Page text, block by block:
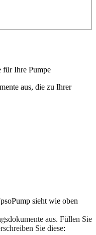
für Ihre Pumpe
aus, die zu Ihrer
sieht wie oben
aus. Füllen Sie
Sie diese: